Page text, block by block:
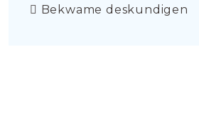
Bekwame deskundigen